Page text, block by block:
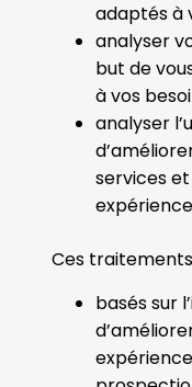
adaptés à
analyser
but de
à vos
analyser
services
Ces
basés sur